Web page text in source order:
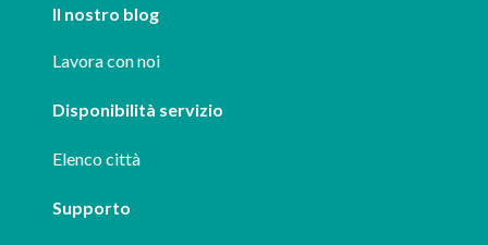
Il nostro blog
Lavora con noi
Disponibilità servizio
Elenco città
Supporto